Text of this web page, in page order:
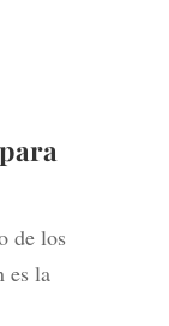
de los
es la